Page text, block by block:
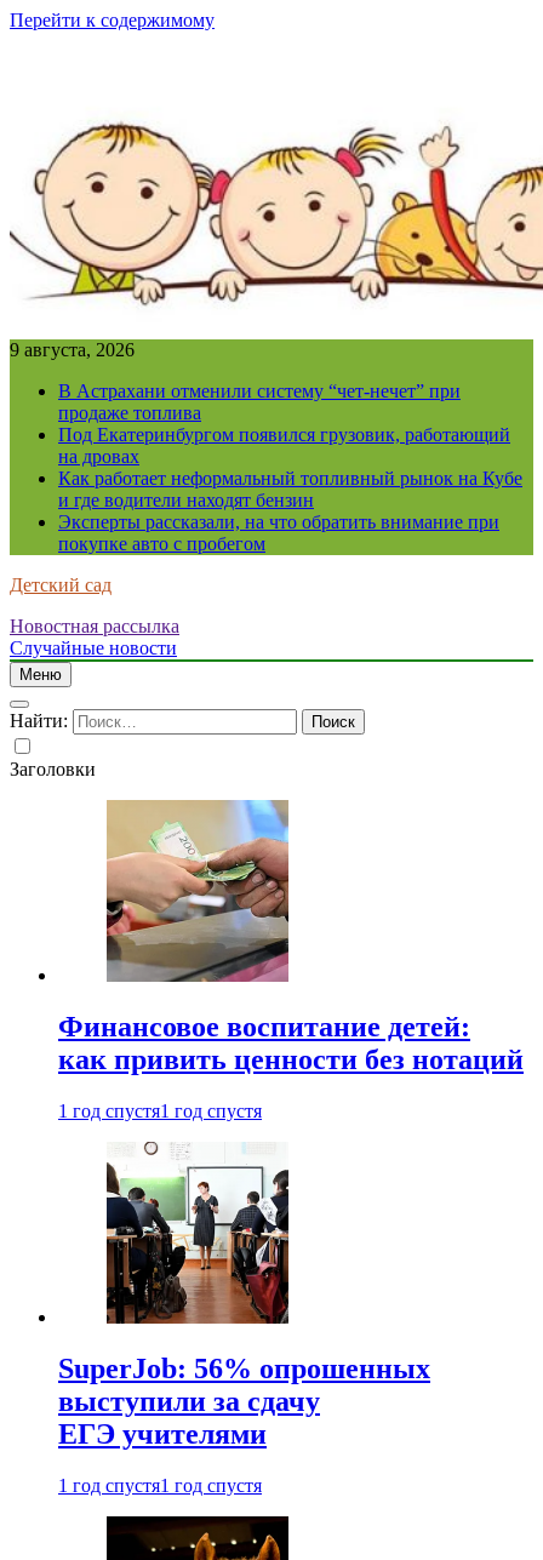
Перейти к содержимому
9 августа, 2026
В Астрахани отменили систему “чет-нечет” при
продаже топлива
Под Екатеринбургом появился грузовик, работающий
на дровах
Как работает неформальный топливный рынок на Кубе
и где водители находят бензин
Эксперты рассказали, на что обратить внимание при
покупке авто с пробегом
Детский сад
Новостная рассылка
Случайные новости
Меню
Найти:
Заголовки
Финансовое воспитание детей:
как привить ценности без нотаций
1 год спустя1 год спустя
SuperJob: 56% опрошенных
выступили за сдачу
ЕГЭ учителями
1 год спустя1 год спустя